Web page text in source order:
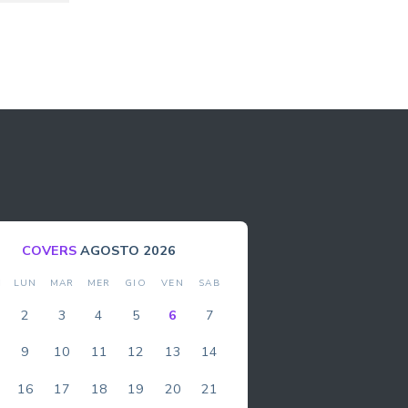
COVERS AGOSTO 2026
LUN MAR MER GIO VEN SAB
2 3 4 5 6 7
9 10 11 12 13 14
16 17 18 19 20 21